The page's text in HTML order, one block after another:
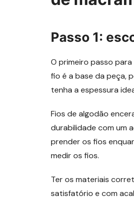
Passo 1:
O primeiro passo
fio é a base da peça,
tenha a espessura
Fios de algodão
durabilidade com um
prender os fios
medir os fios.
Ter os materiais
satisfatório e com